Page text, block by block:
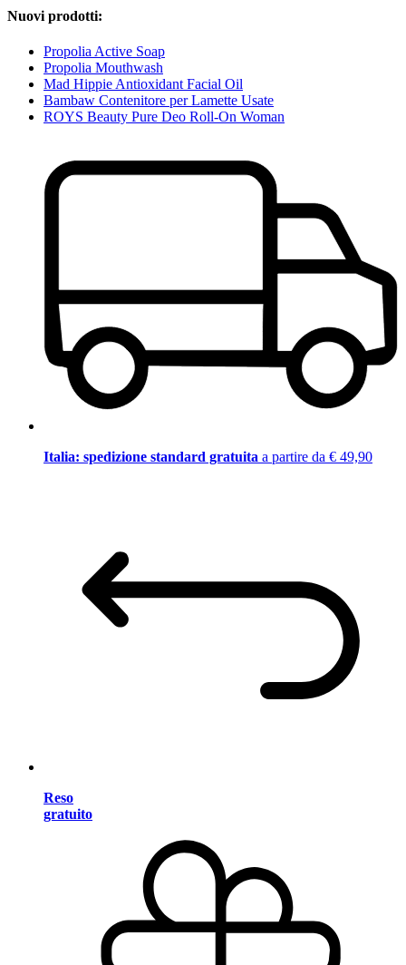
Nuovi prodotti:
Propolia Active Soap
Propolia Mouthwash
Mad Hippie Antioxidant Facial Oil
Bambaw Contenitore per Lamette Usate
ROYS Beauty Pure Deo Roll-On Woman
Italia: spedizione standard gratuita a partire da € 49,90
Reso
gratuito